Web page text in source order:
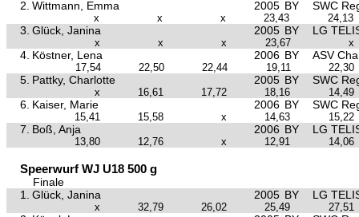
2. Wittmann, Emma 2005 BY SWC
x x x 23,43 24,13
3. Glück, Janina 2005 BY LG
x x x 23,67 x
4. Köstner, Lena 2006 BY ASV
17,54 22,50 22,44 19,11 22,30
5. Pattky, Charlotte 2005 BY SWC
x 16,61 17,72 18,16 14,49
6. Kaiser, Marie 2006 BY SWC
15,41 15,58 x 14,63 15,22
7. Boß, Anja 2006 BY LG
13,80 12,76 x 12,91 14,06
Speerwurf WJ U18 500 g
Finale
1.
Glück, Janina 2005 BY LG
x 32,79 26,02 25,49 27,51